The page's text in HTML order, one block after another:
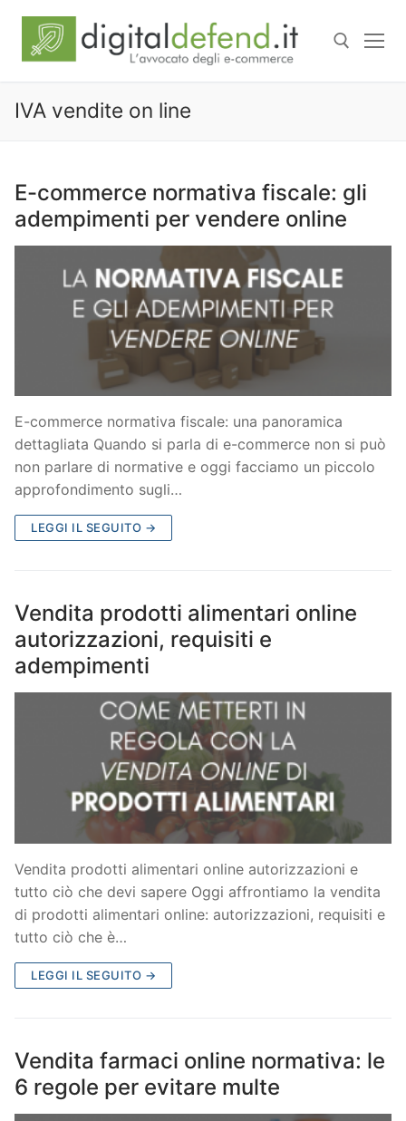
IVA vendite on line
E-commerce normativa fiscale: gli
adempimenti per vendere online
E-commerce normativa fiscale: una panoramica
dettagliata Quando si parla di e-commerce non si può
non parlare di normative e oggi facciamo un piccolo
approfondimento sugli…
LEGGI IL SEGUITO →
Vendita prodotti alimentari online
autorizzazioni, requisiti e
adempimenti
Vendita prodotti alimentari online autorizzazioni e
tutto ciò che devi sapere Oggi affrontiamo la vendita
di prodotti alimentari online: autorizzazioni, requisiti e
tutto ciò che è…
LEGGI IL SEGUITO →
Vendita farmaci online normativa: le
6 regole per evitare multe